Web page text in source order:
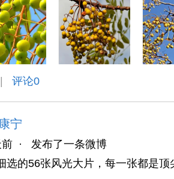
评论0
宁
·
发布了一条微博
选的56张风光大片，每一张都是